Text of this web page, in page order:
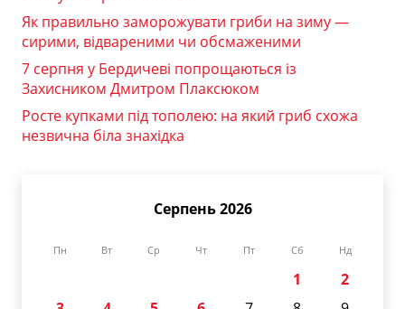
Як правильно заморожувати гриби на зиму —
сирими, відвареними чи обсмаженими
7 серпня у Бердичеві попрощаються із
Захисником Дмитром Плаксюком
Росте купками під тополею: на який гриб схожа
незвична біла знахідка
Серпень 2026
Пн Вт Ср Чт Пт Сб Нд
1
2